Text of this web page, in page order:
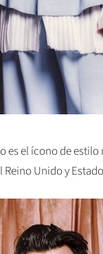
es el ícono de estilo
Reino Unido y